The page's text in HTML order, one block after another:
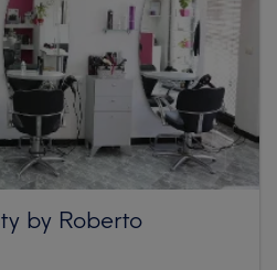
by Roberto